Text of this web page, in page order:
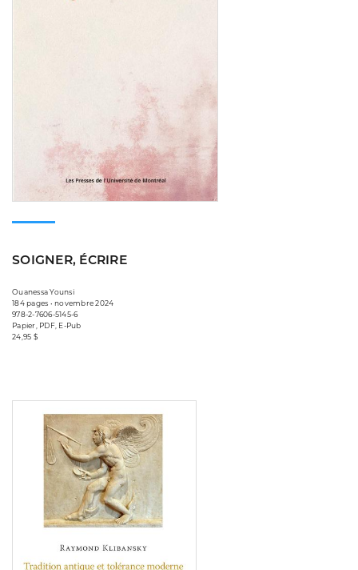
SOIGNER, ÉCRIRE
Ouanessa Younsi
184 pages • novembre 2024
978-2-7606-5145-6
Papier, PDF, E-Pub
24,95 $